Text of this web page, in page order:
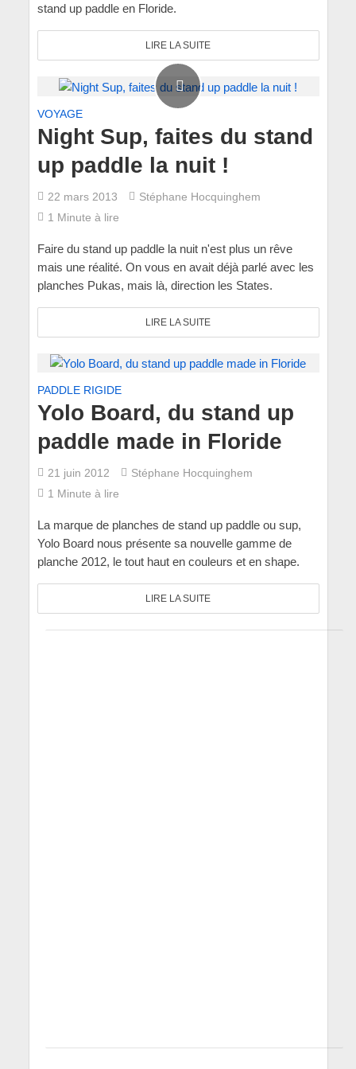
stand up paddle en Floride.
LIRE LA SUITE
VOYAGE
Night Sup, faites du stand
up paddle la nuit !
22 mars 2013
Stéphane Hocquinghem
1 Minute à lire
Faire du stand up paddle la nuit n'est plus un rêve
mais une réalité. On vous en avait déjà parlé avec les
planches Pukas, mais là, direction les States.
LIRE LA SUITE
PADDLE RIGIDE
Yolo Board, du stand up
paddle made in Floride
21 juin 2012
Stéphane Hocquinghem
1 Minute à lire
La marque de planches de stand up paddle ou sup,
Yolo Board nous présente sa nouvelle gamme de
planche 2012, le tout haut en couleurs et en shape.
LIRE LA SUITE